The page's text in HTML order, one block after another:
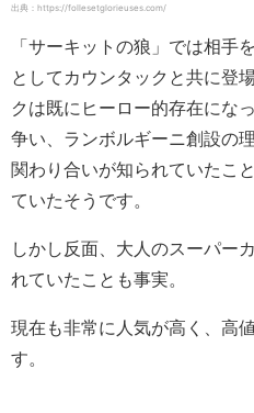
出典：https://follesetglorieuses.com/
「サーキットの狼」では相手
としてカウンタックと共に登
クは既にヒーロー的存在にな
争い、ランボルギーニ創設の
関わり合いが知られていたこ
ていたそうです。
しかし反面、大人のスーパー
れていたことも事実。
現在も非常に人気が高く、高
す。